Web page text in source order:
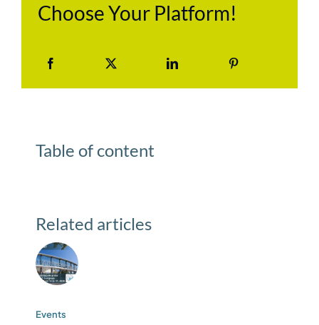
Choose Your Platform!
Table of content
Related articles
Events